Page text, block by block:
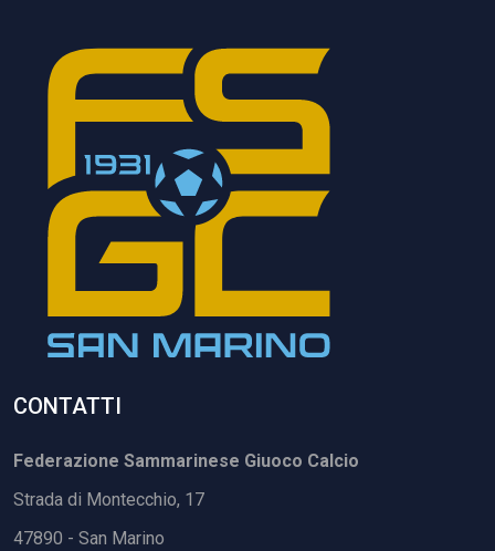
CONTATTI
Federazione Sammarinese Giuoco Calcio
Strada di Montecchio, 17
47890 - San Marino